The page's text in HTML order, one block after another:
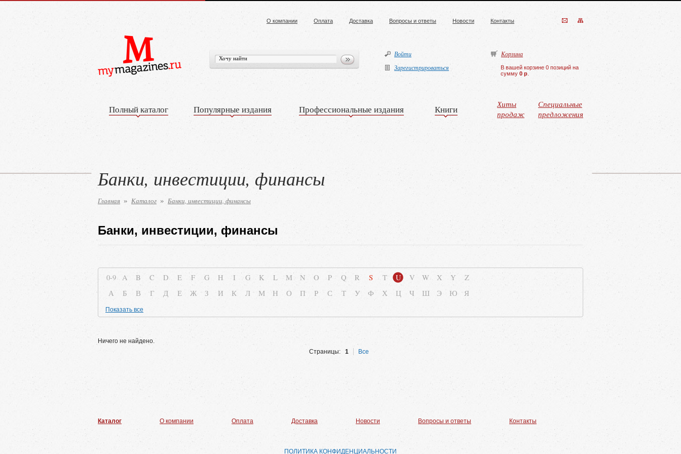
О компании Оплата Доставка Вопросы и ответы Новости Контакты
Войти
Зарегистрироваться
Корзина
В вашей корзине 0 позиций на
сумму 0 р
Полный каталог Популярные издания Профессиональные издания Книги
Хиты
продаж
Специальные
предложения
Банки, инвестиции, финансы
Главная » Каталог » Банки, инвестиции, финансы
Банки, инвестиции, финансы
0-9 A B C D E F G H I G K L M N O P Q R S T U V W X Y
Z
А
Б В Г Д Е Ж З И К Л М Н О П Р С Т У Ф Х Ц Ч Ш Э Ю Я
Показать все
Ничего не найдено.
Страницы:
1 Все
Каталог О компании Оплата Доставка Новости Вопросы и ответы Контакты
ПОЛИТИКА КОНФИДЕНЦИАЛЬНОСТИ